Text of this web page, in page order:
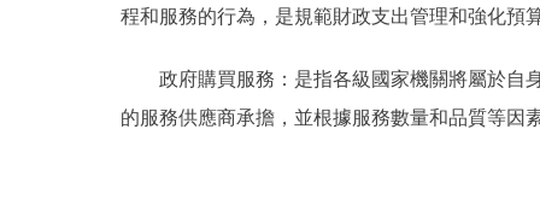
程和服務的行為，是規範財政支出管理和強化預
政府購買服務：是指各級國家機關將屬於自身
的服務供應商承擔，並根據服務數量和品質等因